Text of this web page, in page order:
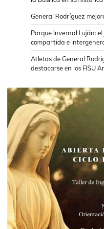
General Rodríguez
Parque Invernal Luján:
compartida e
Atletas de General
destacarse en los FISU